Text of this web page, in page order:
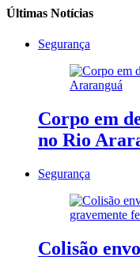
Últimas Notícias
Segurança
Corpo em
no Rio
Segurança
Colisão